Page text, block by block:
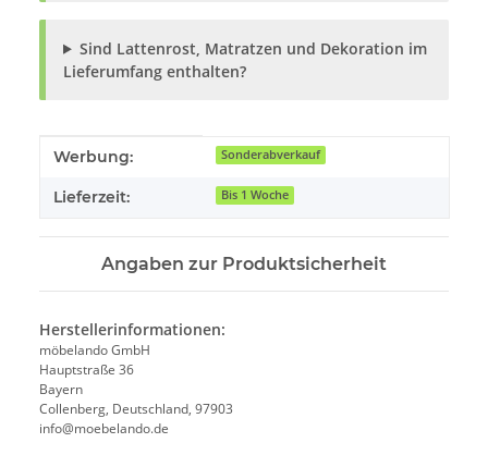
Sind Lattenrost, Matratzen und Dekoration im
Lieferumfang enthalten?
Produkteigenschaft
Wert
Werbung: Sonderabverkauf
Lieferzeit: Bis 1 Woche
Angaben zur Produktsicherheit
Herstellerinformationen:
möbelando GmbH
Hauptstraße 36
Bayern
Collenberg, Deutschland, 97903
info@moebelando.de